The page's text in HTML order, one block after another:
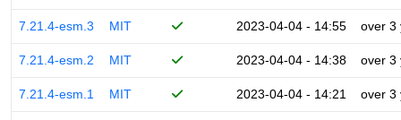
7.21.4-esm.3 MIT 2023-04-04 - 14:55 over 3
7.21.4-esm.2 MIT 2023-04-04 - 14:38 over 3
7.21.4-esm.1 MIT 2023-04-04 - 14:21 over 3